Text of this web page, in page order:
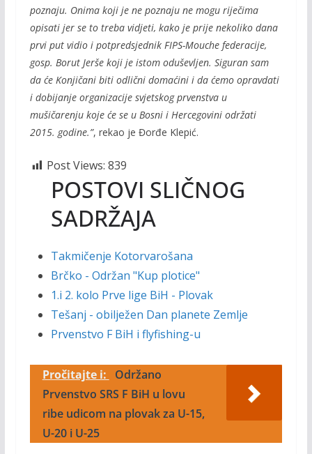
poznaju. Onima koji je ne poznaju ne mogu riječima
opisati jer se to treba vidjeti, kako je prije nekoliko dana
prvi put vidio i potpredsjednik FIPS-Mouche federacije,
gosp. Borut Jerše koji je istom oduševljen. Siguran sam
da će Konjičani biti odlični domaćini i da ćemo opravdati
i dobijanje organizacije svjetskog prvenstva u
mušičarenju koje će se u Bosni i Hercegovini održati
2015. godine.”, rekao je Đorđe Klepić.
Post Views: 839
POSTOVI SLIČNOG
SADRŽAJA
Takmičenje Kotorvarošana
Brčko - Održan "Kup plotice"
1.i 2. kolo Prve lige BiH - Plovak
Tešanj - obilježen Dan planete Zemlje
Prvenstvo F BiH i flyfishing-u
Pročitajte i:
Održano
Prvenstvo SRS F BiH u lovu
ribe udicom na plovak za U-15,
U-20 i U-25